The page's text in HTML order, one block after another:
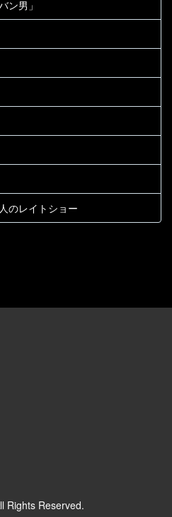
ン男」
のレイトショー
Rights Reserved.